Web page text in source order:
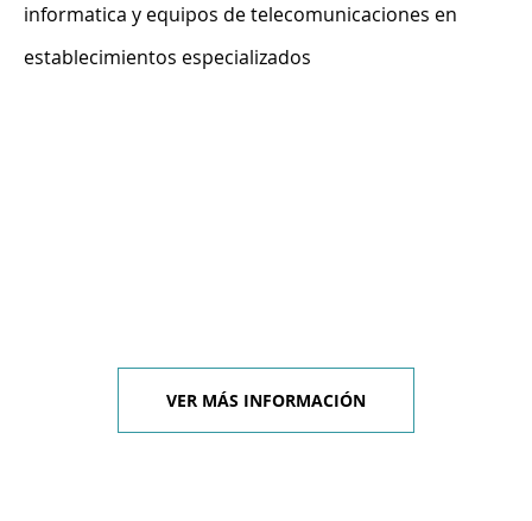
informatica y equipos de telecomunicaciones en
establecimientos especializados
VER MÁS INFORMACIÓN